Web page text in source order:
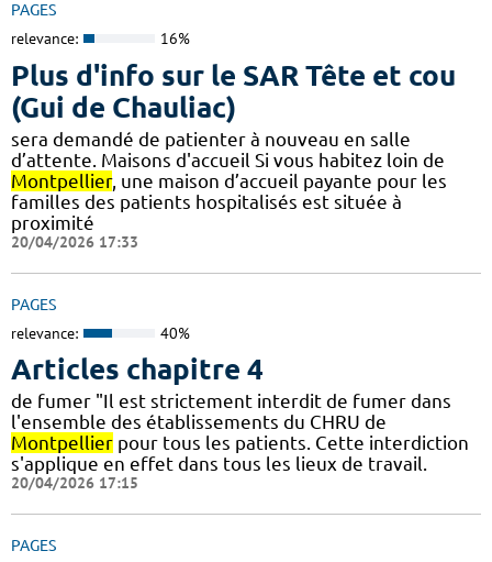
PAGES
relevance: 16%
Plus d'info sur le SAR Tête et cou
(Gui de Chauliac)
sera demandé de patienter à nouveau en salle
d’attente. Maisons d'accueil Si vous habitez loin de
Montpellier, une maison d’accueil payante pour les
familles des patients hospitalisés est située à
proximité
20/04/2026 17:33
PAGES
relevance: 40%
Articles chapitre 4
de fumer "Il est strictement interdit de fumer dans
l'ensemble des établissements du CHRU de
Montpellier pour tous les patients. Cette interdiction
s'applique en effet dans tous les lieux de travail.
20/04/2026 17:15
PAGES